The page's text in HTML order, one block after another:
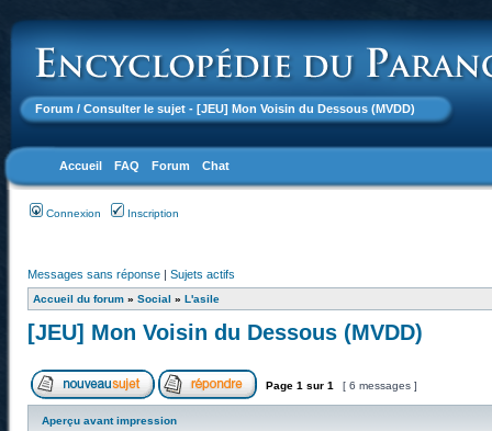
Forum / Consulter le sujet - [JEU] Mon Voisin du Dessous (MVDD)
Accueil FAQ Forum Chat
Connexion Inscription
Messages sans réponse | Sujets actifs
Accueil du forum » Social » L'asile
[JEU] Mon Voisin du Dessous (MVDD)
Page 1 sur 1 [ 6 messages ]
Aperçu avant impression